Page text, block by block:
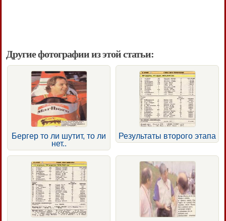
Другие фотографии из этой статьи:
Бергер то ли шутит, то ли
нет..
Результаты второго этапа